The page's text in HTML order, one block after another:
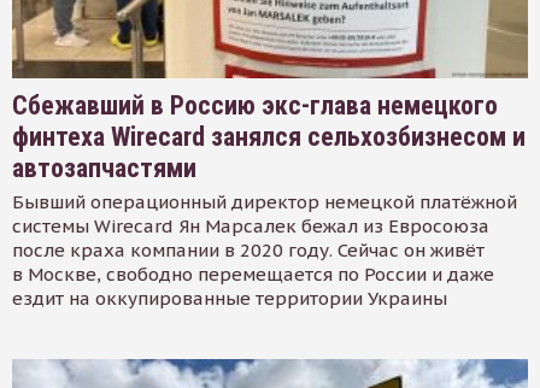
Сбежавший в Россию экс-глава немецкого
финтеха Wirecard занялся сельхозбизнесом и
автозапчастями
Бывший операционный директор немецкой платёжной
системы Wirecard Ян Марсалек бежал из Евросоюза
после краха компании в 2020 году. Сейчас он живёт
в Москве, свободно перемещается по России и даже
ездит на оккупированные территории Украины